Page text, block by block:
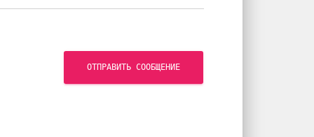
ОТПРАВИТЬ СООБЩЕНИЕ